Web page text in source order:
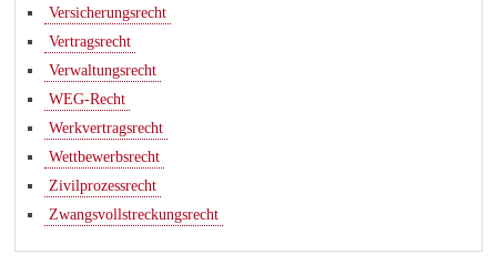
Versicherungsrecht
Vertragsrecht
Verwaltungsrecht
WEG-Recht
Werkvertragsrecht
Wettbewerbsrecht
Zivilprozessrecht
Zwangsvollstreckungsrecht